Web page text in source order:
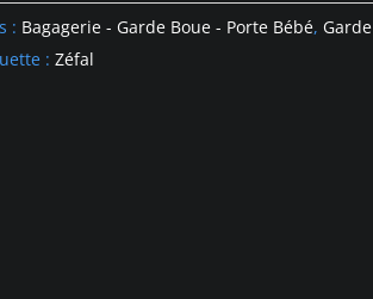
: Bagagerie - Garde Boue - Porte Bébé, Garde
:Zéfal